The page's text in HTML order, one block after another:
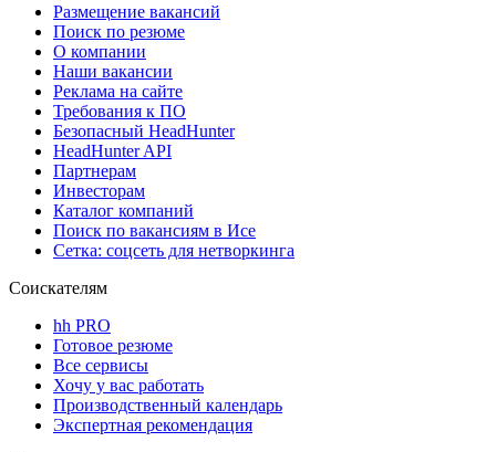
Размещение вакансий
Поиск по резюме
О компании
Наши вакансии
Реклама на сайте
Требования к ПО
Безопасный HeadHunter
HeadHunter API
Партнерам
Инвесторам
Каталог компаний
Поиск по вакансиям в Исе
Сетка: соцсеть для нетворкинга
Соискателям
hh PRO
Готовое резюме
Все сервисы
Хочу у вас работать
Производственный календарь
Экспертная рекомендация